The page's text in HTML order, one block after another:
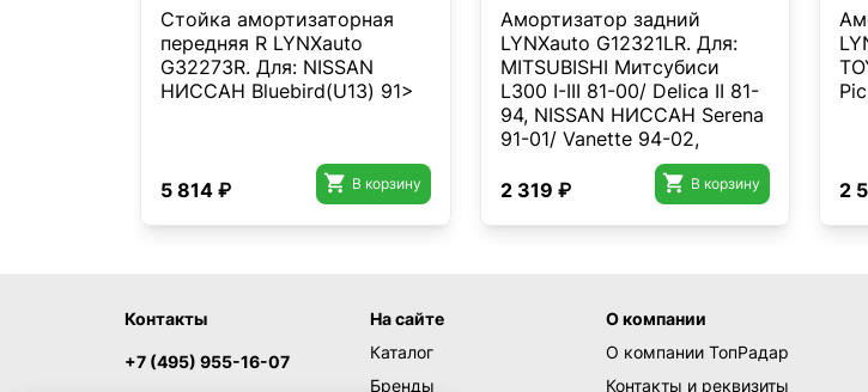
Стойка амортизаторная
передняя R LYNXauto
G32273R. Для: NISSAN
НИССАН Bluebird(U13) 91>
5 814 ₽  В корзину
Амортизатор задний
LYNXauto G12321LR. Для:
MITSUBISHI Митсубиси
L300 I-III 81-00/ Delica II 81-
94, NISSAN НИССАН Serena
91-01/ Vanette 94-02,
TOYOTA Тойота Hiace III 82-
89/ Liteace 79-86
2 319 ₽  В корзину 2
Контакты
+7 (495) 955-16-07
На сайте
Каталог
Бренды
О компании
О компании ТопРадар
Контакты и реквизиты